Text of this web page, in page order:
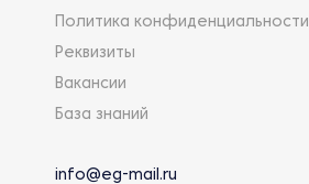
Политика конфиденциальности
Реквизиты
Вакансии
База знаний
info@eg-mail.ru